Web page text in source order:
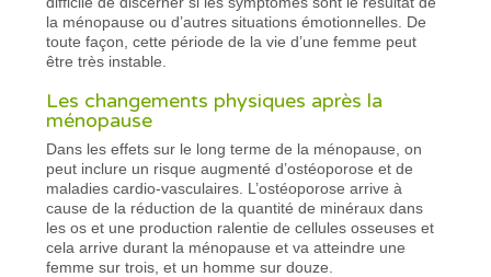
la ménopause ou d’autres situations émotionnelles. De
toute façon, cette période de la vie d’une femme peut
être très instable.
Les changements physiques après la
ménopause
Dans les effets sur le long terme de la ménopause, on
peut inclure un risque augmenté d’ostéoporose et de
maladies cardio-vasculaires. L’ostéoporose arrive à
cause de la réduction de la quantité de minéraux dans
les os et une production ralentie de cellules osseuses et
cela arrive durant la ménopause et va atteindre une
femme sur trois, et un homme sur douze.